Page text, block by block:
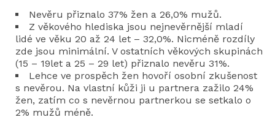
Nevěru přiznalo 37% žen a 26,0% mužů.
Z věkového hlediska jsou nejnevěrnější mladí
lidé ve věku 20 až 24 let – 32,0%. Nicméně rozdíly
zde jsou minimální. V ostatních věkových skupinách
(15 – 19let a 25 – 29 let) přiznalo nevěru 31%.
Lehce ve prospěch žen hovoří osobní zkušenost
s nevěrou. Na vlastní kůži ji u partnera zažilo 24%
žen, zatím co s nevěrnou partnerkou se setkalo o
2% mužů méně.